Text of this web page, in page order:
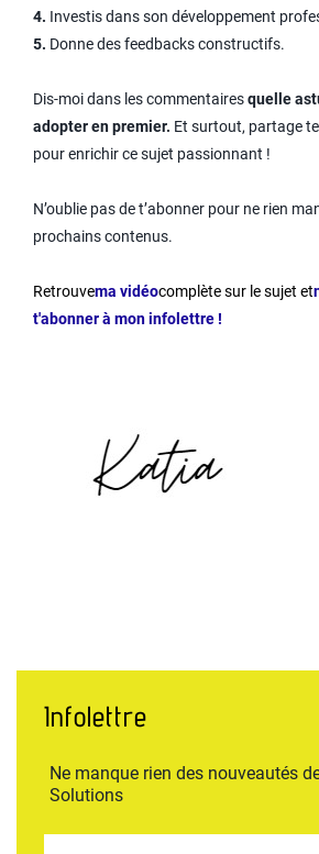
4. Investis dans son développement
5. Donne des feedbacks constructifs.
Dis-moi dans les commentairesquelle
adopter en premier. Et surtout, partage
pour enrichir ce sujet passionnant !
N’oublie pas de t’abonner pour ne rien
prochains contenus.
Retrouvema vidéocomplète sur le sujet et
t'abonner à mon infolettre !
Infolettre
Ne manque rien des nouveautés
Solutions